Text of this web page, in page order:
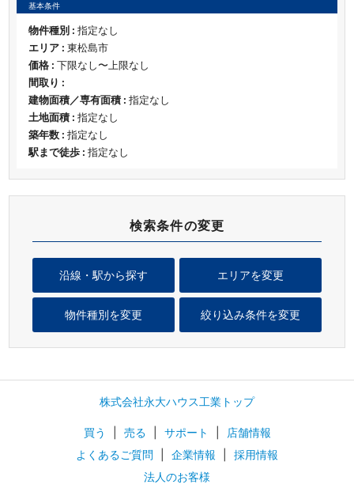
検索条件の変更
エリアを変更
沿線・駅から探す
物件種別を変更 絞り込み条件を変更
基本条件
物件種別 : 指定なし
エリア : 東松島市
価格 : 下限なし〜上限なし
間取り :
建物面積／専有面積 : 指定なし
土地面積 : 指定なし
築年数 : 指定なし
駅まで徒歩 : 指定なし
株式会社永大ハウス工業トップ
買う 売る サポート
店舗情報
よくあるご質問
企業情報
採用情報
法人のお客様